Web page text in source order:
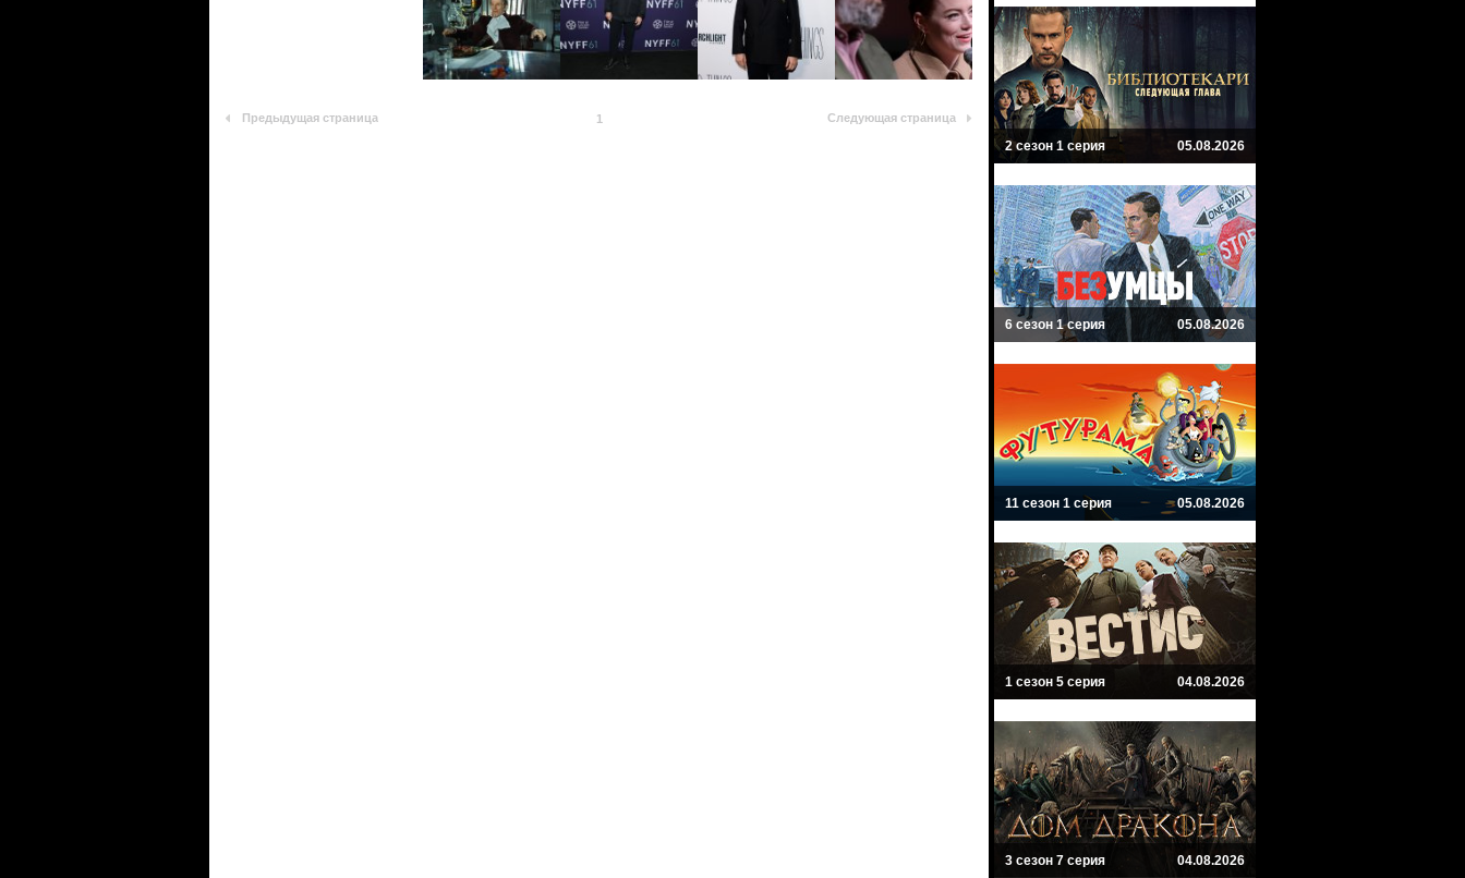
Предыдущая страница 1 Следующая страница
2 сезон 1 серия 05.08.2026
6 сезон 1 серия 05.08.2026
11 сезон 1 серия 05.08.2026
1 сезон 5 серия 04.08.2026
3 сезон 7 серия 04.08.2026